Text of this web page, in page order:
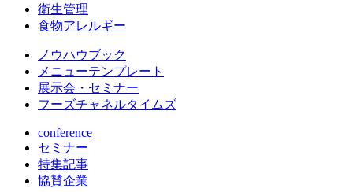
衛生管理
食物アレルギー
ノウハウブック
メニューテンプレート
展示会・セミナー
フーズチャネルタイムズ
conference
セミナー
特集記事
協賛企業